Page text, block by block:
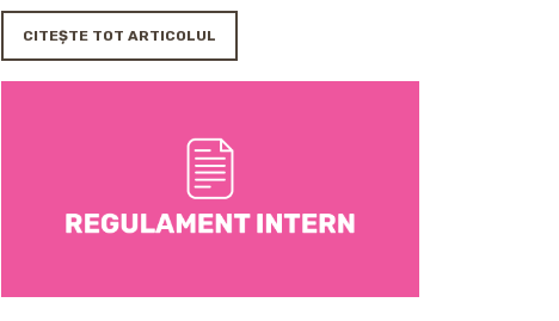
CITEȘTE TOT ARTICOLUL